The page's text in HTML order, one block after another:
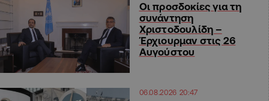
Οι προσδοκίες για τη
συνάντηση
Χριστοδουλίδη –
Έρχιουρμαν στις 26
Αυγούστου
06.08.2026 20:47